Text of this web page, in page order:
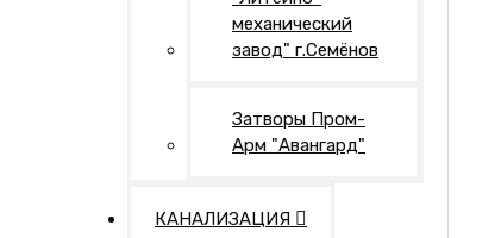
механический
завод" г.Семёнов
Затворы Пром-
Арм "Авангард"
КАНАЛИЗАЦИЯ